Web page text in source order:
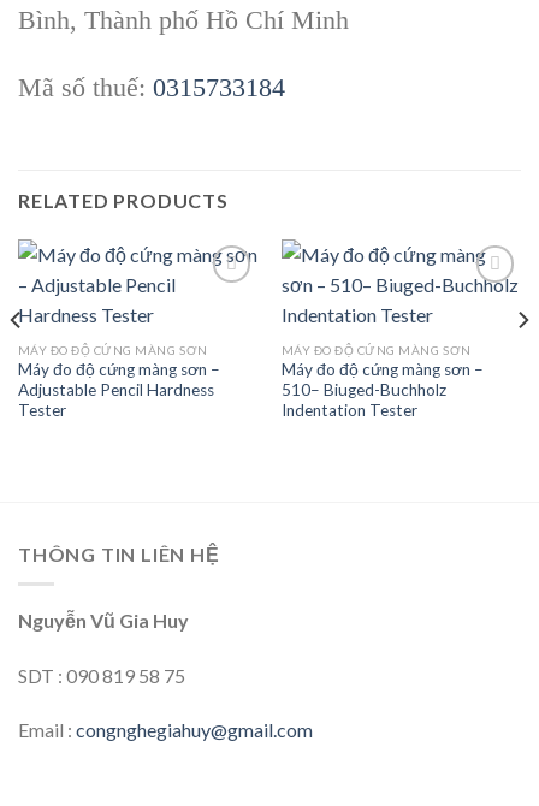
Bình, Thành phố Hồ Chí Minh
Mã số thuế: 0315733184
RELATED PRODUCTS
wishlist
MÁY ĐO ĐỘ CỨNG MÀNG SƠN
Máy đo độ cứng màng sơn –
Adjustable Pencil Hardness
Tester
wishlist
MÁY ĐO ĐỘ CỨNG MÀNG SƠN
Máy đo độ cứng màng sơn –
510– Biuged-Buchholz
Indentation Tester
THÔNG TIN LIÊN HỆ
Nguyễn Vũ Gia Huy
SDT : 090 819 58 75
Email : congnghegiahuy@gmail.com